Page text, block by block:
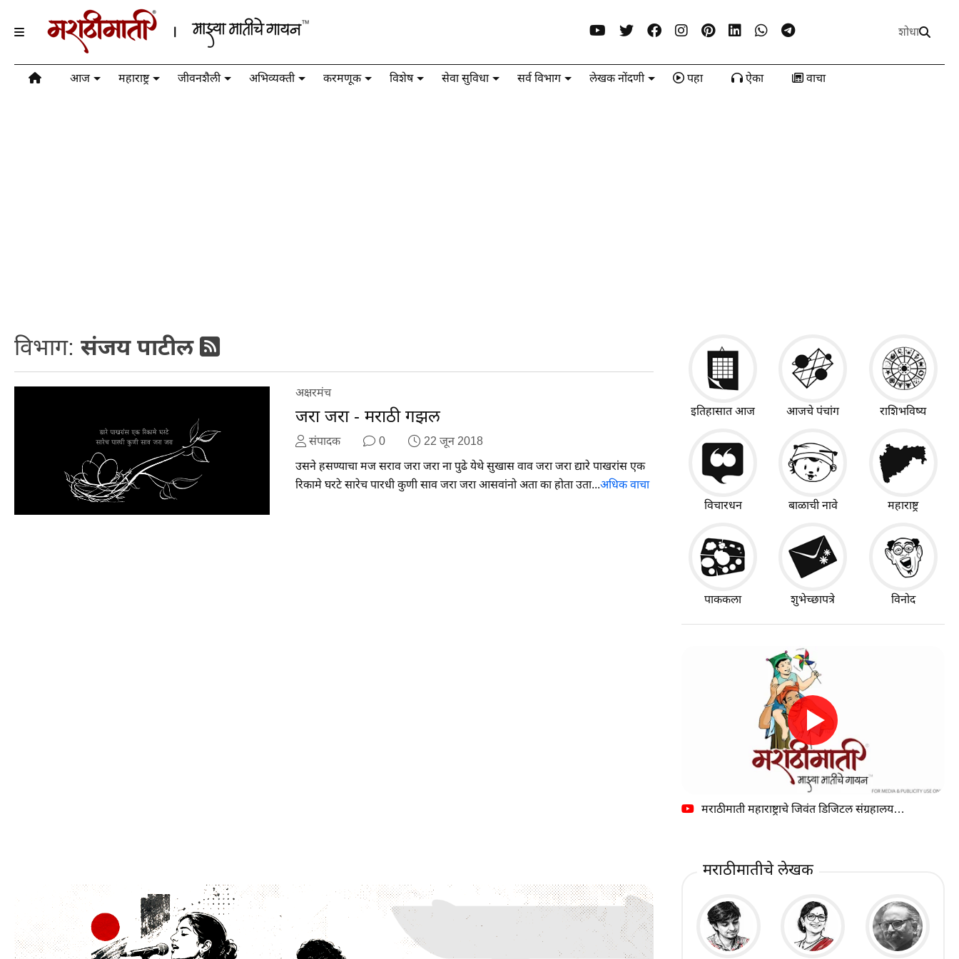
शोधा
आज महाराष्ट्र जीवनशैली अभिव्यक्ती करमणूक विशेष सेवा सुविधा सर्व विभाग लेखक नोंदणी पहा ऐका वाचा
विभाग: संजय पाटील
अक्षरमंच
जरा जरा - मराठी गझल
संपादक 0 22 जून 2018
उसने हसण्याचा मज सराव जरा जरा ना पुढे येथे सुखास वाव जरा जरा द्यारे पाखरांस एक
रिकामे घरटे सारेच पारधी कुणी साव जरा जरा आसवांनो अता का होता उता...अधिक वाचा
इतिहासात आज आजचे पंचांग राशिभविष्य
विचारधन बाळाची नावे महाराष्ट्र
पाककला शुभेच्छापत्रे विनोद
मराठीमाती महाराष्ट्राचे जिवंत डिजिटल संग्रहालय…
मराठीमातीचे लेखक